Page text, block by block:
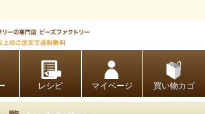
レシピ マイページ 買い物カゴ